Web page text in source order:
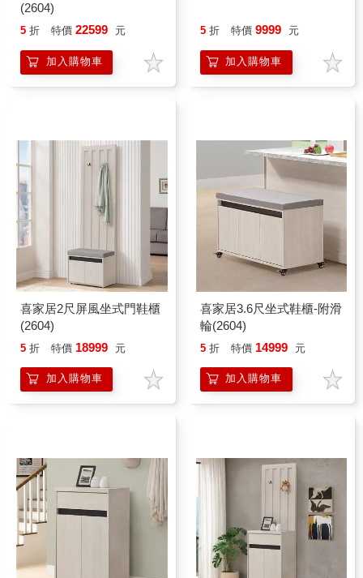
(2604)
5 折 特價 22599 元
加入購物車
5 折 特價 9999 元
加入購物車
喜家居2尺屏風坐式門鞋櫃
(2604)
5 折 特價 18999 元
加入購物車
喜家居3.6尺坐式鞋櫃-附滑
輪(2604)
5 折 特價 14999 元
加入購物車